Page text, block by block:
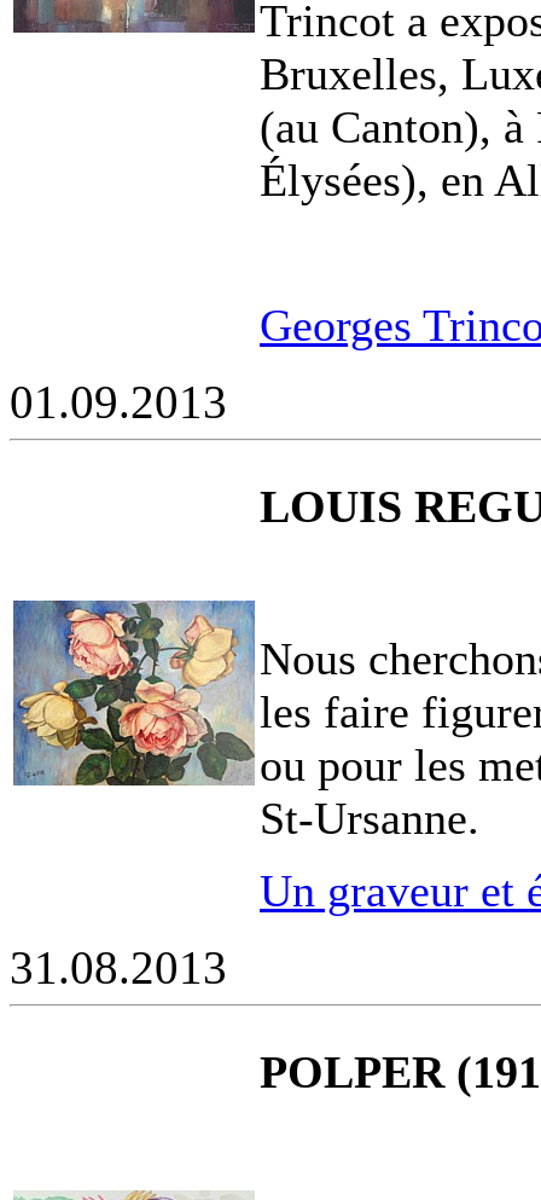
Trincot a
Bruxelles,
(au Canton), à
Élysées), en
Georges
01.09.2013
LOUIS
Nous
les faire
ou pour les
St-Ursanne.
Un graveur et
31.08.2013
POLPER